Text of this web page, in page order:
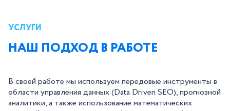
УСЛУГИ
НАШ ПОДХОД В РАБОТЕ
В своей работе мы используем передовые инструменты в
области управления данных (Data Driven SEO), прогнозной
аналитики, а также использование математических